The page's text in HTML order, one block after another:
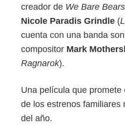
creador de We Bare Bears
Nicole Paradis Grindle (
cuenta con una banda
compositor Mark
Ragnarok).
Una película que promete
de los estrenos familiares
del año.